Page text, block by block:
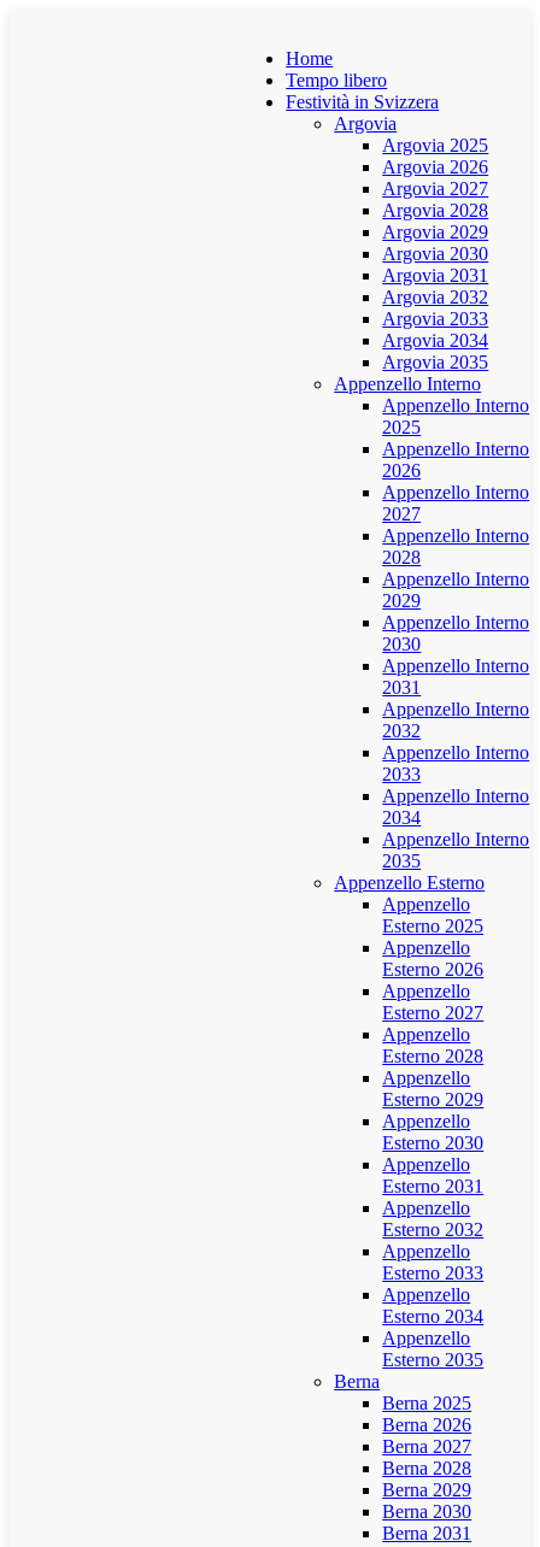
Home
Tempo libero
Festività in Svizzera
Argovia
Argovia 2025
Argovia 2026
Argovia 2027
Argovia 2028
Argovia 2029
Argovia 2030
Argovia 2031
Argovia 2032
Argovia 2033
Argovia 2034
Argovia 2035
Appenzello Interno
Appenzello Interno
2025
Appenzello Interno
2026
Appenzello Interno
2027
Appenzello Interno
2028
Appenzello Interno
2029
Appenzello Interno
2030
Appenzello Interno
2031
Appenzello Interno
2032
Appenzello Interno
2033
Appenzello Interno
2034
Appenzello Interno
2035
Appenzello Esterno
Appenzello
Esterno 2025
Appenzello
Esterno 2026
Appenzello
Esterno 2027
Appenzello
Esterno 2028
Appenzello
Esterno 2029
Appenzello
Esterno 2030
Appenzello
Esterno 2031
Appenzello
Esterno 2032
Appenzello
Esterno 2033
Appenzello
Esterno 2034
Appenzello
Esterno 2035
Berna
Berna 2025
Berna 2026
Berna 2027
Berna 2028
Berna 2029
Berna 2030
Berna 2031